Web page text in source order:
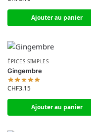
Ajouter au panier
ÉPICES SIMPLES
Gingembre
CHF3.15
Ajouter au panier